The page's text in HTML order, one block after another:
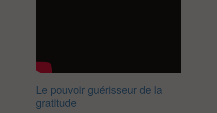
Le pouvoir guérisseur de la
gratitude